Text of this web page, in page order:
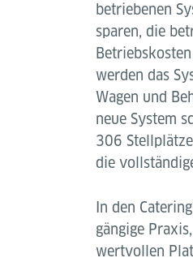
betriebenen
sparen, die
werden das
Wagen und
neue System
306
die
In den
gängige
wertvollen